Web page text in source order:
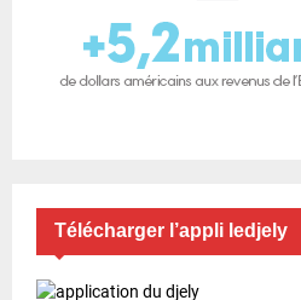
Télécharger l’appli ledjely